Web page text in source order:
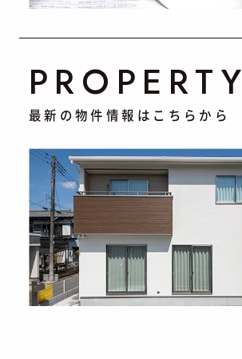
PROPERTY
最新の物件情報はこちらから